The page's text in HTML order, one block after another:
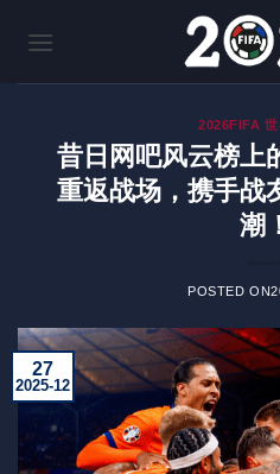
2026FIFA 世
昔日网吧风云榜上
重返战场，携手战
潮！
POSTED ON
27
2025-12